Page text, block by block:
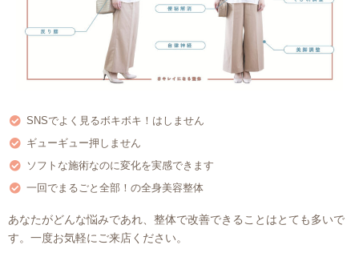
SNSでよく見るボキボキ！はしません
ギューギュー押しません
ソフトな施術なのに変化を実感できます
一回でまるごと全部！の全身美容整体
あなたがどんな悩みであれ、整体で改善できることはとても多いで
す。一度お気軽にご来店ください。